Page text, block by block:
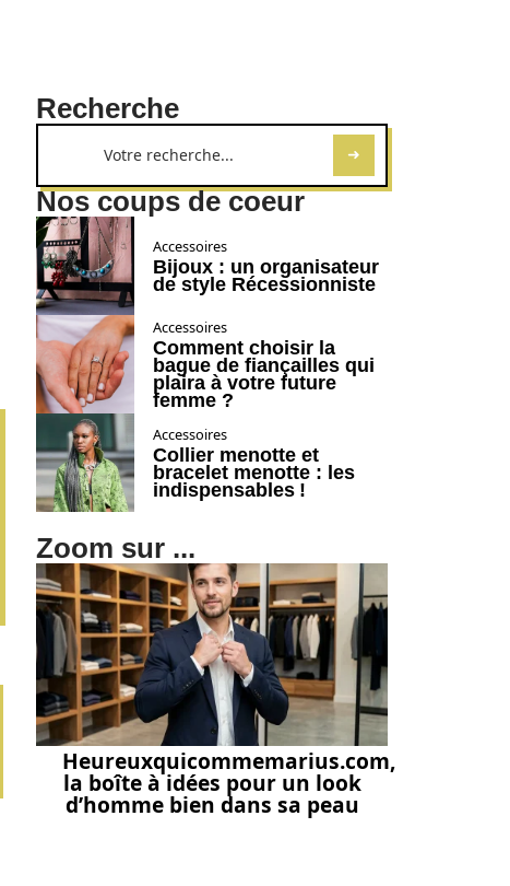
Recherche
Nos coups de coeur
Accessoires
Bijoux : un organisateur
de style Récessionniste
Accessoires
Comment choisir la
bague de fiançailles qui
plaira à votre future
femme ?
Accessoires
Collier menotte et
bracelet menotte : les
indispensables !
Zoom sur ...
Heureuxquicommemarius.com,
la boîte à idées pour un look
d’homme bien dans sa peau